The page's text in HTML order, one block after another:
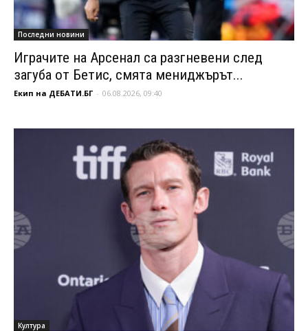
Последни новини
Играчите на Арсенал са разгневени след
загуба от Бетис, смята мениджърът...
Екип на ДЕБАТИ.БГ - 06.08.2026, 09:40
Култура